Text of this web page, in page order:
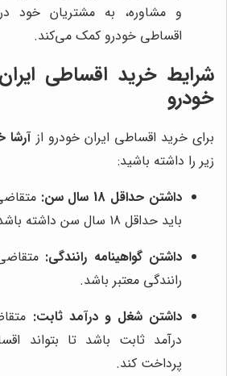
و مشاوره، به مشتریان خود
اقساطی خودرو کمک می‌کند.
شرایط خرید اقساطی
خودرو
برای خرید اقساطی ایران خودرو ازآرشا
زیر را داشته باشید:
داشتن حداقل 18 سال سن:
باید حداقل 18 سال سن داشته باشد.
داشتن گواهینامه رانندگی:
رانندگی معتبر باشد.
داشتن شغل و درآمد ثابت:
درآمد ثابت باشد تا بتواند
پرداخت کند.